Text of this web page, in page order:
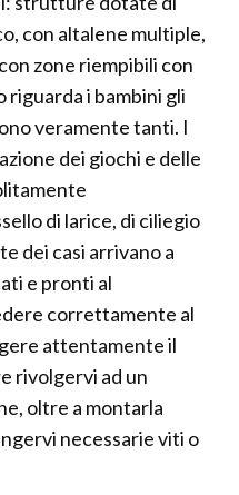
con altalene multiple,
zone riempibili con
riguarda i bambini gli
veramente tanti. I
dei giochi e delle
di larice, di ciliegio
dei casi arrivano a
e pronti al
correttamente al
attentamente il
rivolgervi ad un
oltre a montarla
necessarie viti o